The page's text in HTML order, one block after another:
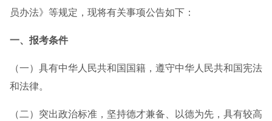
员办法》等规定，现将有关事项公告如下：
一、报考条件
（一）具有中华人民共和国国籍，遵守中华人民共和国宪法
和法律。
（二）突出政治标准，坚持德才兼备、以德为先，具有较高